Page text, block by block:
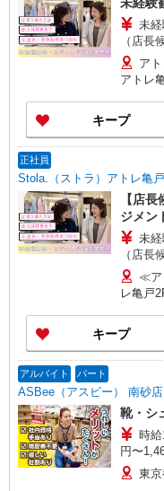
未
（店
含む） ※経験・能力考慮 ※固定残業時間は1ヶ月
あたり
3万円
同条件 【手当】固定残業手当／資格手当／店舗職
制手当
当の種
時にお尋ねくだ
ン実施
ア
アトレ
キープ
正社員
Stola.（ストラ）アトレ亀
【店
ジメン
未
（店
含む） ※経験・能力考慮 ※固定残業時間は1ヶ月
あたり
3万円
同条件 【手当】固定残業手当／資格手当／店舗職
制手当
当の種
時にお
≪ア
レ亀戸
キープ
アルバイト パート
ASBee（アスビー） 南砂店
靴・シ
時給
円〜1,462
給
時〜 時
東